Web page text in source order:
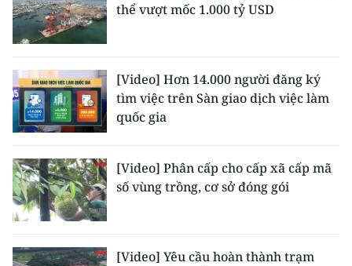
Đồng bằng sông Hồng
Duyên hải Nam Trung Bộ và Tây
Nguyên
Đồng bằng sông Cửu Long
Chuyên trang Hà Nội
Chuyên trang TP. Hồ Chí Minh
thể vượt mốc 1.000 tỷ USD
[Video] Hơn 14.000 người đăng ký
tìm việc trên Sàn giao dịch việc làm
quốc gia
[Video] Phân cấp cho cấp xã cấp mã
số vùng trồng, cơ sở đóng gói
[Video] Yêu cầu hoàn thành trạm